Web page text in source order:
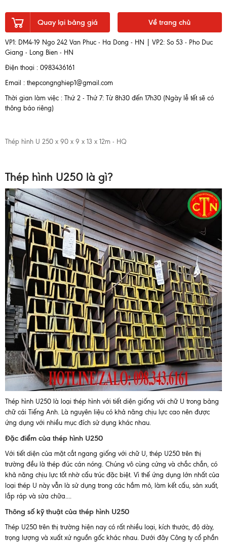
Quay lại bảng giá Về trang chủ
VP1: DM4-19 Ngo 242 Van Phuc - Ha Dong - HN | VP2: So 53 - Pho Duc
Giang - Long Bien - HN
Điện thoại : 0983436161
Email : thepcongnghiep1@gmail.com
Thời gian làm việc : Thứ 2 - Thứ 7: Từ 8h30 đến 17h30 (Ngày lễ tết sẽ có
thông báo riêng)
Thép hình U 250 x 90 x 9 x 13 x 12m - HQ
Thép hình U250 là gì?
Thép hình U250 là loại thép hình với tiết diện giống với chữ U trong bảng
chữ cái Tiếng Anh. Là nguyên liệu có khả năng chịu lực cao nên được
ứng dụng với nhiều mục đích sử dụng khác nhau.
Đặc điểm của thép hình U250
Với tiết diện của mặt cắt ngang giống với chữ U, thép U250 trên thị
trường đều là thép đúc cán nóng. Chúng vô cùng cứng và chắc chắn, có
khả năng chịu lực tốt nhờ cấu trúc đặc biệt. Vì thế ứng dụng lớn nhất của
loại thép U này vẫn là sử dụng trong các hầm mỏ, làm kết cấu, sản xuất,
lắp ráp và sửa chữa....
Thông số kỹ thuật của thép hình U250
Thép U250 trên thị trường hiện nay có rất nhiều loại, kích thước, độ dày,
trọng lượng và xuất xứ nguồn gốc khác nhau. Dưới đây Công ty cổ phần